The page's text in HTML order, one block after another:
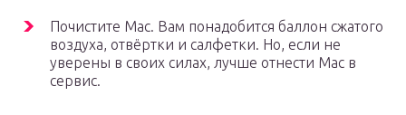
Почистите Mac. Вам понадобится баллон сжатого
воздуха, отвёртки и салфетки. Но, если не
уверены в своих силах, лучше отнести Mac в
сервис.